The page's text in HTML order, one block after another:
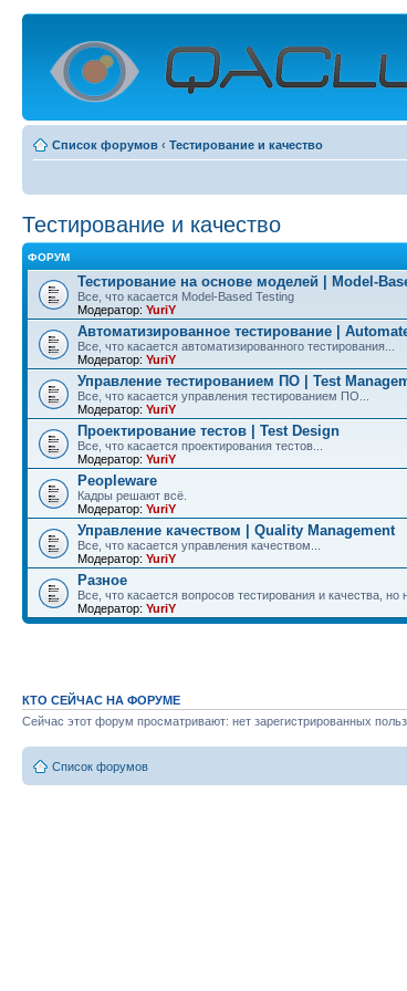
Список форумов ‹ Тестирование и качество
Тестирование и качество
ФОРУМ
Тестирование на основе моделей | Model-
Все, что касается Model-Based Testing
Модератор: YuriY
Автоматизированное тестирование |
Все, что касается автоматизированного тестирования...
Модератор: YuriY
Управление тестированием ПО | Test
Все, что касается управления тестированием ПО...
Модератор: YuriY
Проектирование тестов | Test Design
Все, что касается проектирования тестов...
Модератор: YuriY
Peopleware
Кадры решают всё.
Модератор: YuriY
Управление качеством | Quality Management
Все, что касается управления качеством...
Модератор: YuriY
Разное
Все, что касается вопросов тестирования и качества,
Модератор: YuriY
КТО СЕЙЧАС НА ФОРУМЕ
Сейчас этот форум просматривают: нет зарегистрированных
Список форумов